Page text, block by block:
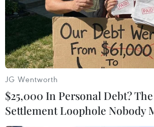
Nga và Ukraine tiếp
lại, thương vong không ngừng
TIN LIÊN QUAN
JG Wentworth
$25,000 In Personal Debt?
Settlement Loophole Nobody